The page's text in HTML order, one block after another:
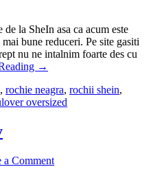
la SheIn asa ca acum este
bune reduceri. Pe site gasiti
nu ne intalnim foarte des cu
→
, rochie neagra, rochii shein,
oversized
a Comment